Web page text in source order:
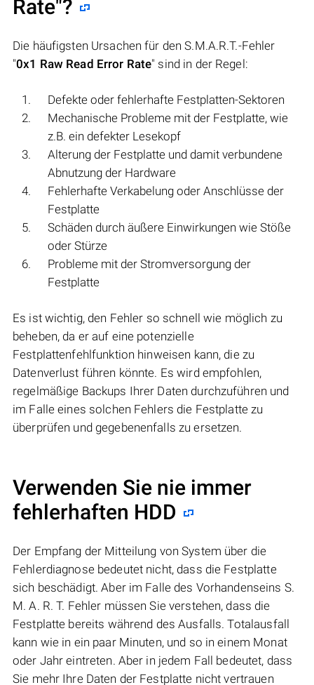
Rate"?
Die häufigsten Ursachen für den S.M.A.R.T.-Fehler
"0x1 Raw Read Error Rate" sind in der Regel:
Defekte oder fehlerhafte Festplatten-Sektoren
Mechanische Probleme mit der Festplatte, wie
z.B. ein defekter Lesekopf
Alterung der Festplatte und damit verbundene
Abnutzung der Hardware
Fehlerhafte Verkabelung oder Anschlüsse der
Festplatte
Schäden durch äußere Einwirkungen wie Stöße
oder Stürze
Probleme mit der Stromversorgung der
Festplatte
Es ist wichtig, den Fehler so schnell wie möglich zu
beheben, da er auf eine potenzielle
Festplattenfehlfunktion hinweisen kann, die zu
Datenverlust führen könnte. Es wird empfohlen,
regelmäßige Backups Ihrer Daten durchzuführen und
im Falle eines solchen Fehlers die Festplatte zu
überprüfen und gegebenenfalls zu ersetzen.
Verwenden Sie nie immer
fehlerhaften HDD
Der Empfang der Mitteilung von System über die
Fehlerdiagnose bedeutet nicht, dass die Festplatte
sich beschädigt. Aber im Falle des Vorhandenseins S.
M. A. R. T. Fehler müssen Sie verstehen, dass die
Festplatte bereits während des Ausfalls. Totalausfall
kann wie in ein paar Minuten, und so in einem Monat
oder Jahr eintreten. Aber in jedem Fall bedeutet, dass
Sie mehr Ihre Daten der Festplatte nicht vertrauen